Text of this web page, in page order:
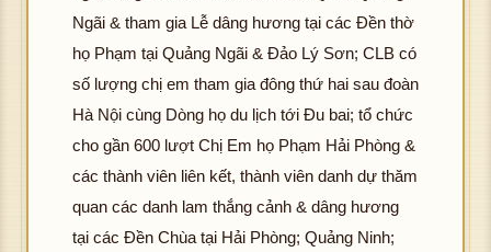
Ngãi & tham gia Lễ dâng hương tại các Đền thờ
họ Phạm tại Quảng Ngãi & Đảo Lý Sơn; CLB có
số lượng chị em tham gia đông thứ hai sau đoàn
Hà Nội cùng Dòng họ du lịch tới Đu bai; tổ chức
cho gần 600 lượt Chị Em họ Phạm Hải Phòng &
các thành viên liên kết, thành viên danh dự thăm
quan các danh lam thắng cảnh & dâng hương
tại các Đền Chùa tại Hải Phòng; Quảng Ninh;